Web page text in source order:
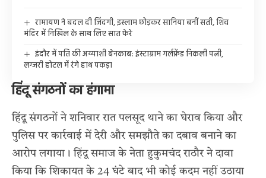
रामायण ने बदल दी जिंदगी, इस्लाम छोड़कर सानिया बनीं सती, शिव
मंदिर में निखिल के साथ लिए सात फेरे
इंदौर में पति की अय्याशी बेनकाब: इंस्टाग्राम गर्लफ्रेंड निकली पत्नी,
लग्जरी होटल में रंगे हाथ पकड़ा
हिंदू संगठनों का हंगामा
हिंदू संगठनों ने शनिवार रात पलसूद थाने का घेराव किया और
पुलिस पर कार्रवाई में देरी और समझौते का दबाव बनाने का
आरोप लगाया। हिंदू समाज के नेता हुकुमचंद राठौर ने दावा
किया कि शिकायत के 24 घंटे बाद भी कोई कदम नहीं उठाया